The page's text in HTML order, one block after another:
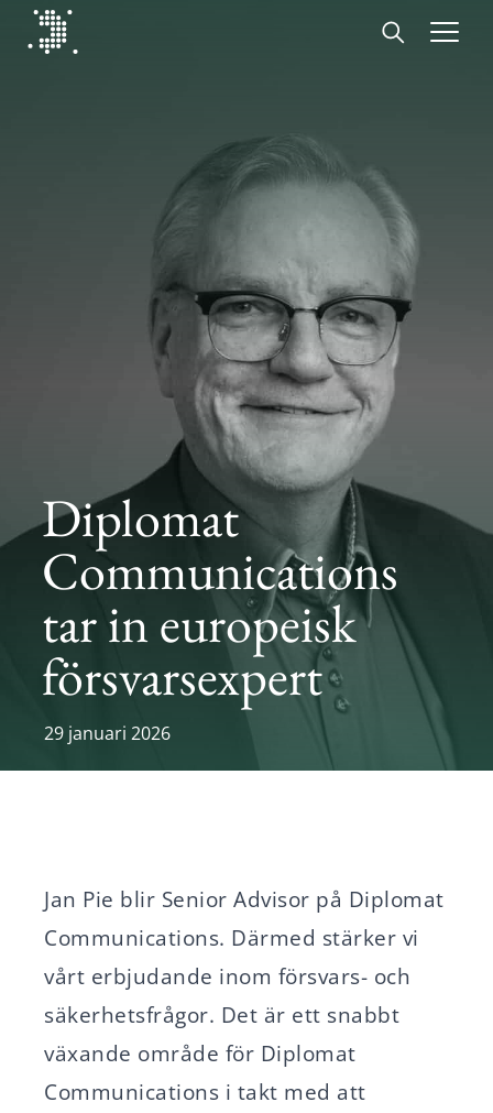
Diplomat Communications
Diplomat
Communications
tar in europeisk
försvarsexpert
29 januari 2026
Jan Pie blir Senior Advisor på Diplomat
Communications. Därmed stärker vi
vårt erbjudande inom försvars- och
säkerhetsfrågor. Det är ett snabbt
växande område för Diplomat
Communications i takt med att
Vår expertis
Medarbetare
Om oss
Kontakt
Karriär
Nyheter
Svenska English